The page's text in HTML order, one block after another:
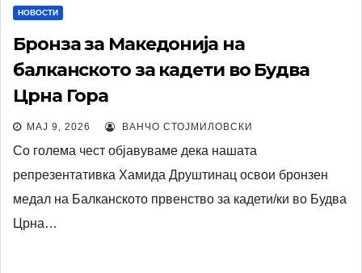
НОВОСТИ
Бронза за Македонија на
балканското за кадети во Будва
Црна Гора
МАЈ 9, 2026 ВАНЧО СТОЈМИЛОВСКИ
Со голема чест објавуваме дека нашата
репрезентативка Хамида Друштинац освои бронзен
медал на Балканското првенство за кадети/ки во Будва
Црна…